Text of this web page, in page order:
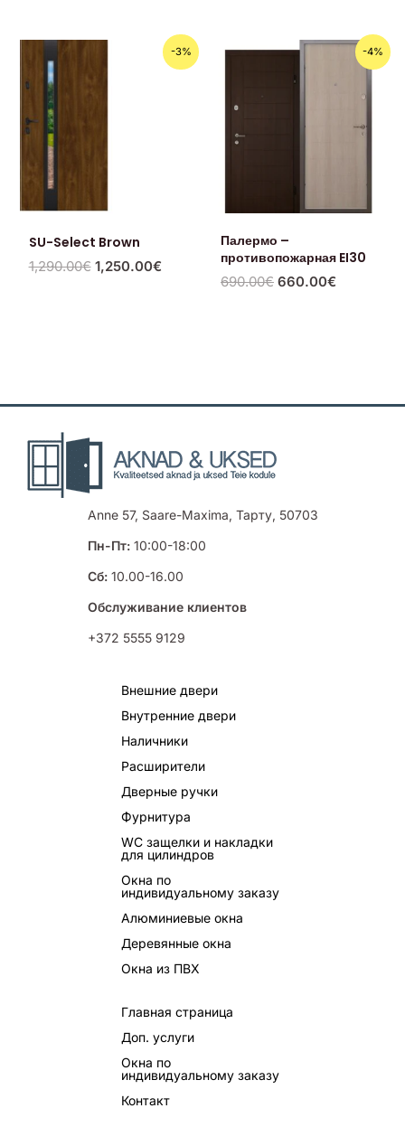
-3%
SU-Select Brown
1,290.00€
Первоначальная
1,250.00€
Текущая
цена:
-4%
Палермо –
противопожарная EI30
690.00€
Первоначальная
цена
составляла
660.00€
Текущая
цена:
660.00€.
Anne 57, Saare-Maxima, Тарту, 50703
Пн-Пт:10:00-18:00
Сб:10.00-16.00
Обслуживание клиентов
+372 5555 9129
Внешние двери
Внутренние двери
Наличники
Расширители
Дверные ручки
Фурнитура
WC защелки и накладки
для цилиндров
Окна по
индивидуальному заказу
Алюминиевые окна
Деревянные окна
Окна из ПВХ
Главная страница
Доп. услуги
Окна по
индивидуальному заказу
Контакт